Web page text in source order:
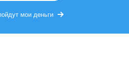
мои деньги